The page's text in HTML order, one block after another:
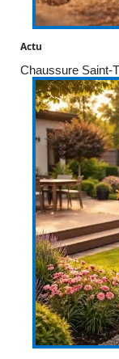
Actu
Chaussure Saint-